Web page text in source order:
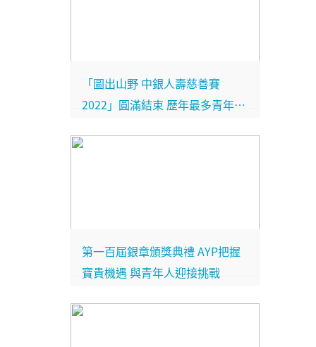
「圖出山野 中銀人壽慈善賽
2022」圓滿結束 歷年最多青年人
第一百屆銀章頒獎典禮 AYP把握
寶貴機遇 與青年人迎接挑戰